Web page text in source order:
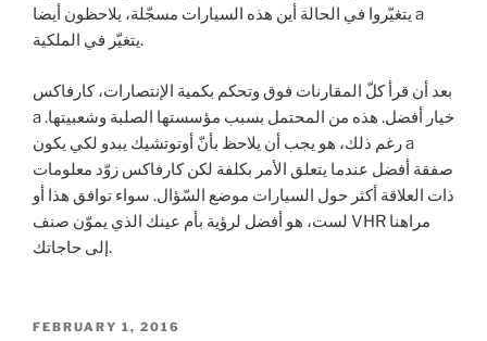
يتغيّروا في الحالة أين هذه السيارات مسجّلة، يلاحظون أيضا a
يتغيّر في الملكية.
بعد أن قرأ كلّ المقارنات فوق وتحكم بكمية الإنتصارات، كارفاكس
a خيار أفضل. هذه من المحتمل بسبب مؤسستها الصلبة وشعبيتها.
رغم ذلك، هو يجب أن يلاحظ بأنّ أوتوتشيك يبدو لكي يكون a
صفقة أفضل عندما يتعلق الأمر بكلفة لكن كارفاكس زوّد معلومات
ذات العلاقة أكثر حول السيارات موضع السّؤال. سواء توافق هذا أو
لست، هو أفضل لرؤية بأم عينك الذي يموّن صنف VHR مراهنا
إلى حاجاتك.
POSTED
FEBRUARY 1, 2016